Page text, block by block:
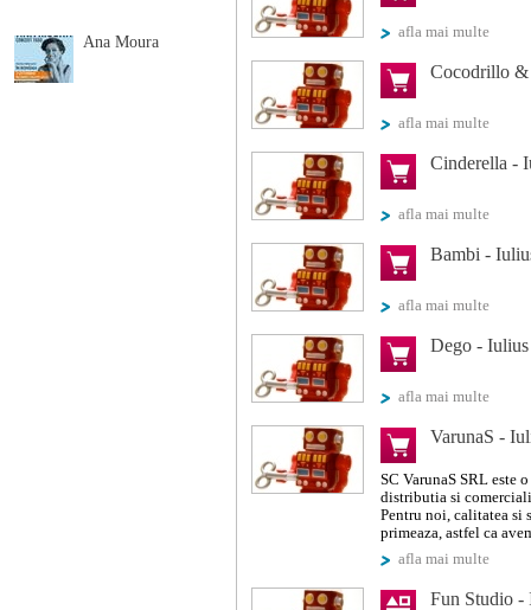
Ana Moura
afla mai multe
Cocodrillo
afla mai multe
Cinderella -
afla mai multe
Bambi -
afla mai multe
Dego -
afla mai multe
VarunaS -
SC VarunaS SRL este
distributia si
Pentru noi, calitatea si
primeaza, astfel ca
afla mai multe
Fun Studio